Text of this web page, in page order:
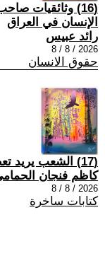
(16) وثائقيات
الإنسان في العراق
رائد عبيس
2026 / 8 / 8
حقوق الانسان
(17) الشعب يريد تعطيل القطار
كاظم فنجان
2026 / 8 / 8
كتابات ساخرة